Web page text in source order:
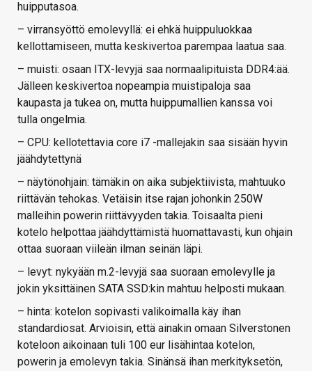
huipputasoa.
– virransyöttö emolevyllä: ei ehkä huippuluokkaa
kellottamiseen, mutta keskivertoa parempaa laatua saa.
– muisti: osaan ITX-levyjä saa normaalipituista DDR4:ää.
Jälleen keskivertoa nopeampia muistipaloja saa
kaupasta ja tukea on, mutta huippumallien kanssa voi
tulla ongelmia.
– CPU: kellotettavia core i7 -mallejakin saa sisään hyvin
jäähdytettynä
– näytönohjain: tämäkin on aika subjektiivista, mahtuuko
riittävän tehokas. Vetäisin itse rajan johonkin 250W
malleihin powerin riittävyyden takia. Toisaalta pieni
kotelo helpottaa jäähdyttämistä huomattavasti, kun ohjain
ottaa suoraan viileän ilman seinän läpi.
– levyt: nykyään m.2-levyjä saa suoraan emolevylle ja
jokin yksittäinen SATA SSD:kin mahtuu helposti mukaan.
– hinta: kotelon sopivasti valikoimalla käy ihan
standardiosat. Arvioisin, että ainakin omaan Silverstonen
koteloon aikoinaan tuli 100 eur lisähintaa kotelon,
powerin ja emolevyn takia. Sinänsä ihan merkityksetön,